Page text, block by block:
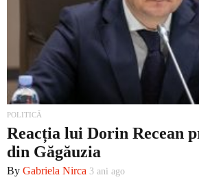
POLITICĂ
Reacția lui Dorin Recean
din Găgăuzia
By Gabriela Nirca 3 ani ago